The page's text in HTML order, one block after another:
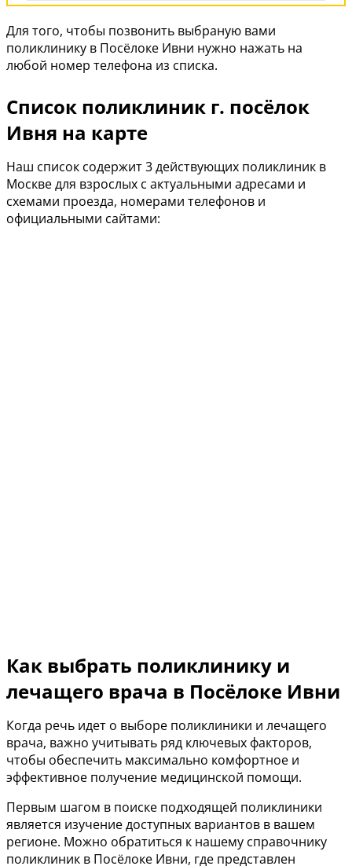
Для того, чтобы позвонить выбраную вами
поликлинику в Посёлоке Ивни нужно нажать на
любой номер телефона из списка.
Список поликлиник г. посёлок
Ивня на карте
Наш список содержит 3 действующих поликлиник в
Москве для взрослых с актуальными адресами и
схемами проезда, номерами телефонов и
официальными сайтами:
Как выбрать поликлинику и
лечащего врача в Посёлоке Ивни
Когда речь идет о выборе поликлиники и лечащего
врача, важно учитывать ряд ключевых факторов,
чтобы обеспечить максимально комфортное и
эффективное получение медицинской помощи.
Первым шагом в поиске подходящей поликлиники
является изучение доступных вариантов в вашем
регионе. Можно обратиться к нашему справочнику
поликлиник в Посёлоке Ивни, где представлен